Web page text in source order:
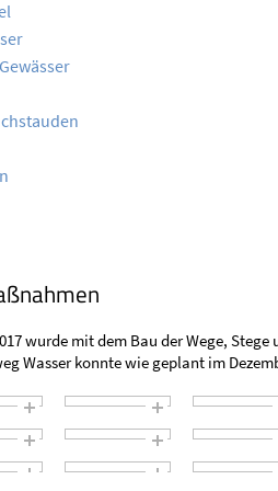
wurde mit dem Bau der Wege,
Wasser konnte wie geplant im